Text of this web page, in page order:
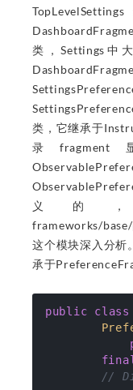
类，Settings中
类，它继承于
录
义的
frameworks/
这个模块深入分
承于
public class
final
//